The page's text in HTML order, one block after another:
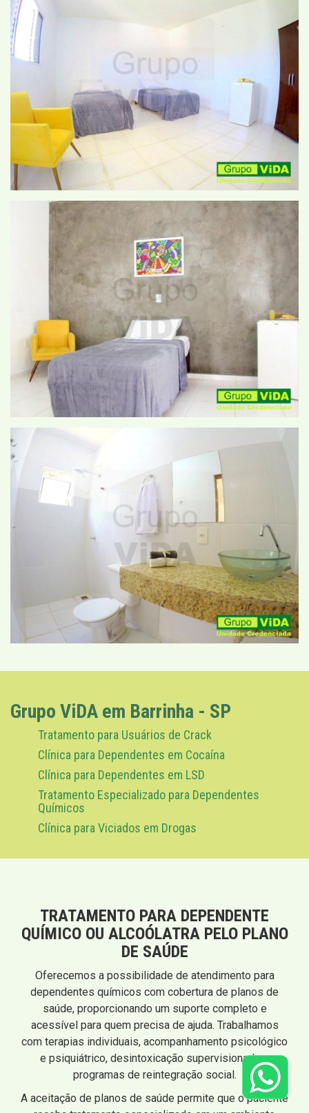
Grupo ViDA em Barrinha - SP
Tratamento para Usuários de Crack
Clínica para Dependentes em Cocaína
Clínica para Dependentes em LSD
Tratamento Especializado para Dependentes
Químicos
Clínica para Viciados em Drogas
TRATAMENTO PARA DEPENDENTE
QUÍMICO OU ALCOÓLATRA PELO PLANO
DE SAÚDE
Oferecemos a possibilidade de atendimento para
dependentes químicos com cobertura de planos de
saúde, proporcionando um suporte completo e
acessível para quem precisa de ajuda. Trabalhamos
com terapias individuais, acompanhamento psicológico
e psiquiátrico, desintoxicação supervisionada e
programas de reintegração social.
A aceitação de planos de saúde permite que o paciente